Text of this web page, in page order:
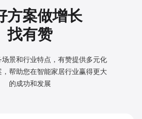
方案做增长
找有赞
景和行业特点，有赞提供多元化
，帮助您在智能家居行业赢得更大
的成功和发展